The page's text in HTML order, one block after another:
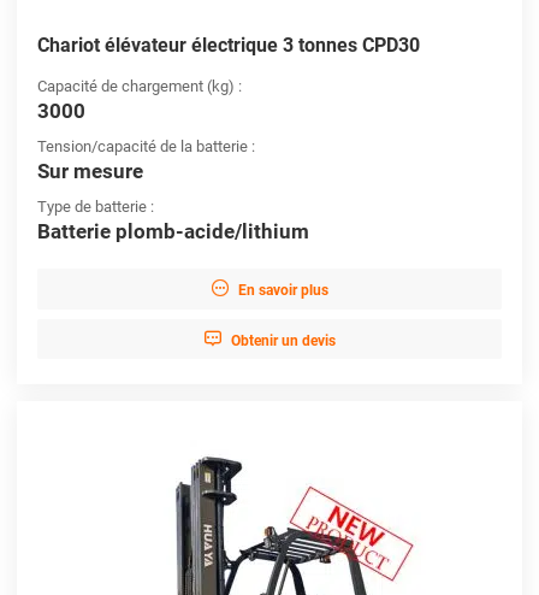
Chariot élévateur électrique 3 tonnes CPD30
Capacité de chargement (kg) :
3000
Tension/capacité de la batterie :
Sur mesure
Type de batterie :
Batterie plomb-acide/lithium
 En savoir plus
 Obtenir un devis